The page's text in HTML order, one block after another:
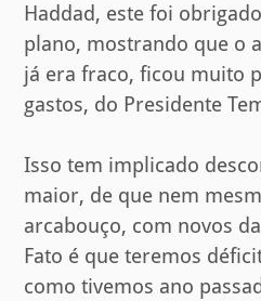
Haddad, este foi
plano, mostrando que o
já era fraco, ficou muito
gastos, do Presidente
Isso tem implicado
maior, de que nem
arcabouço, com novos
Fato é que teremos
como tivemos ano